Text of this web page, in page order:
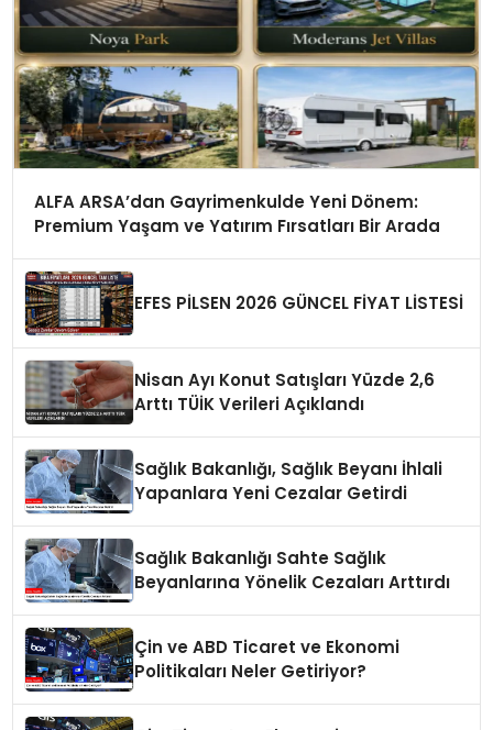
ALFA ARSA’dan Gayrimenkulde Yeni Dönem:
Premium Yaşam ve Yatırım Fırsatları Bir Arada
EFES PİLSEN 2026 GÜNCEL FİYAT LİSTESİ
Nisan Ayı Konut Satışları Yüzde 2,6
Arttı TÜİK Verileri Açıklandı
Sağlık Bakanlığı, Sağlık Beyanı İhlali
Yapanlara Yeni Cezalar Getirdi
Sağlık Bakanlığı Sahte Sağlık
Beyanlarına Yönelik Cezaları Arttırdı
Çin ve ABD Ticaret ve Ekonomi
Politikaları Neler Getiriyor?